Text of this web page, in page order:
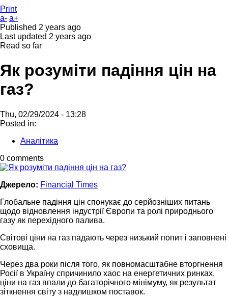
Print
a- a+
Published 2 years ago
Last updated 2 years ago
Read so far
Як розуміти падіння цін на
газ?
Thu, 02/29/2024 - 13:28
Posted in:
Аналітика
0 comments
Джерело: Financial Times
Глобальне падіння цін спонукає до серйозніших питань
щодо відновлення індустрії Європи та ролі природнього
газу як перехідного палива.
Світові ціни на газ падають через низький попит і заповнені
сховища.
Через два роки після того, як повномасштабне вторгнення
Росії в Україну спричинило хаос на енергетичних ринках,
ціни на газ впали до багаторічного мінімуму, як результат
зіткнення світу з надлишком поставок.